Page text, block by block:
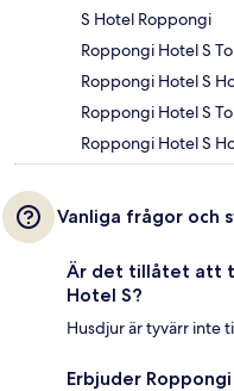
S Hotel Roppongi
Roppongi Hotel S
Roppongi Hotel S
Roppongi Hotel S
Roppongi Hotel S
Vanliga frågor och
Är det tillåtet att
Hotel S?
Husdjur är tyvärr inte
Erbjuder